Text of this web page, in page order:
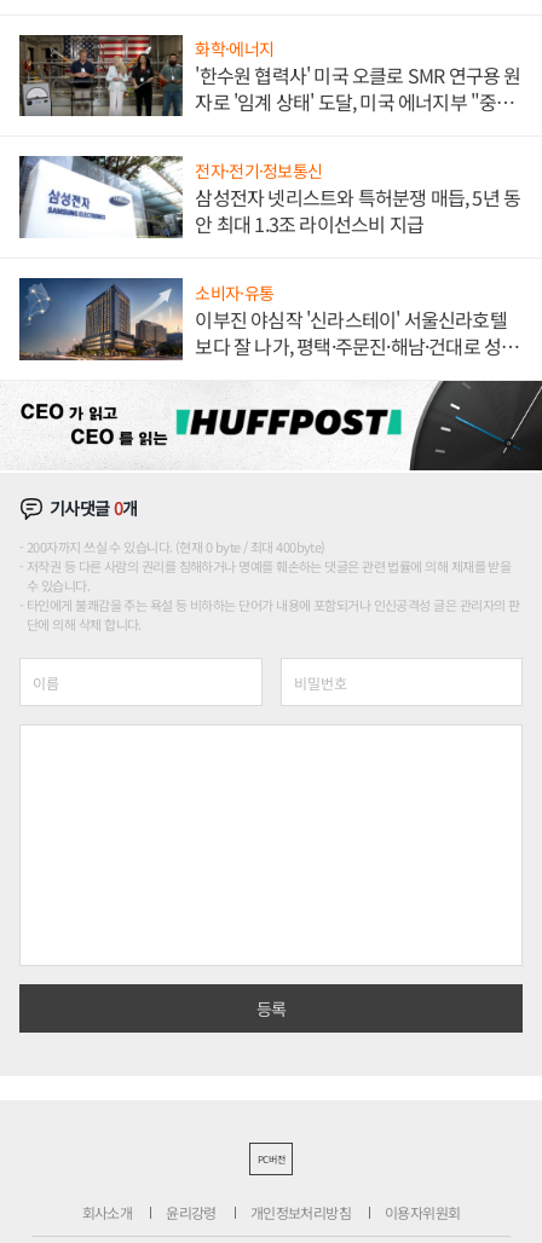
화학·에너지
'한수원 협력사' 미국 오클로 SMR 연구용 원
자로 '임계 상태' 도달, 미국 에너지부 "중요
전자·전기·정보통신
삼성전자 넷리스트와 특허분쟁 매듭, 5년 동
안 최대 1.3조 라이선스비 지급
소비자·유통
이부진 야심작 '신라스테이' 서울신라호텔
보다 잘 나가, 평택·주문진·해남·건대로 성
기사댓글0개
200자까지 쓰실 수 있습니다. (현재 0 byte / 최대 400byte)
저작권 등 다른 사람의 권리를 침해하거나 명예를 훼손하는 댓글은 관련 법률에 의해 제재를 받을
수 있습니다.
타인에게 불쾌감을 주는 욕설 등 비하하는 단어가 내용에 포함되거나 인신공격성 글은 관리자의 판
단에 의해 삭제 합니다.
PC버전
회사소개 윤리강령 개인정보처리방침 이용자위원회